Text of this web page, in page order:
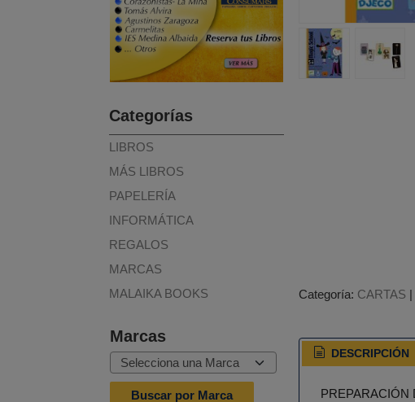
Categorías
LIBROS
MÁS LIBROS
PAPELERÍA
INFORMÁTICA
REGALOS
MARCAS
MALAIKA BOOKS
Marcas
Categoría: CARTAS
DESCRIPCIÓN
PREPARACIÓN